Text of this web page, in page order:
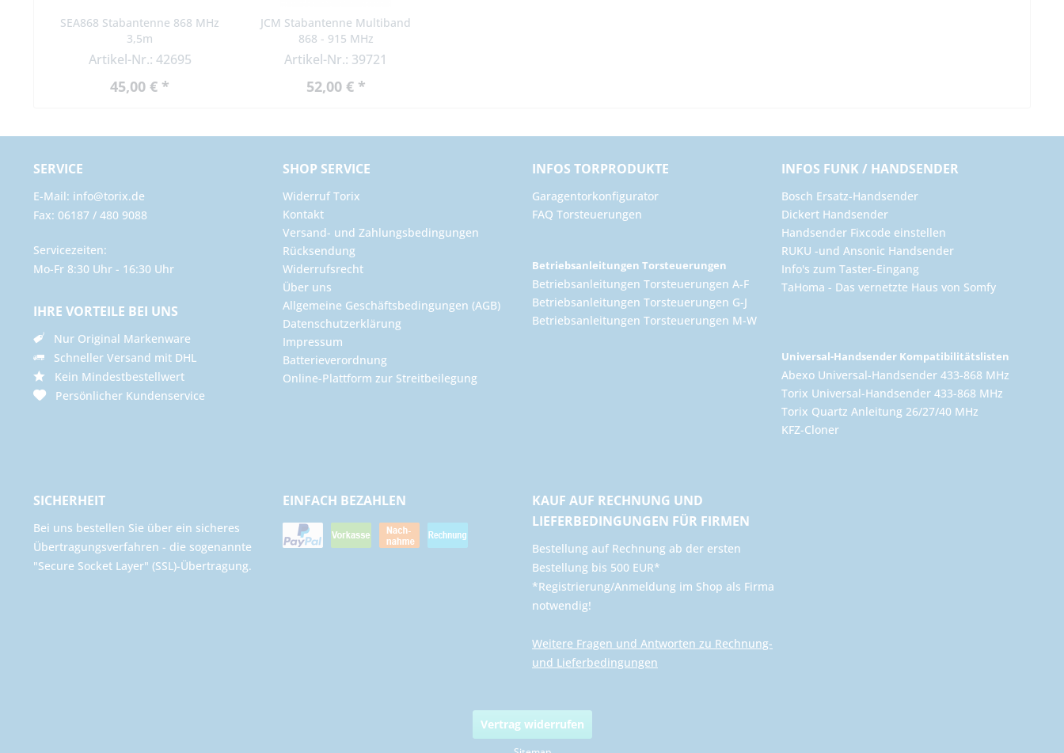
SEA868 Stabantenne 868 MHz
3,5m
Artikel-Nr.: 42695
45,00 € *
JCM Stabantenne Multiband
868 - 915 MHz
Artikel-Nr.: 39721
52,00 € *
SERVICE
E-Mail: info@torix.de
Fax: 06187 / 480 9088
Servicezeiten:
Mo-Fr 8:30 Uhr - 16:30 Uhr
IHRE VORTEILE BEI UNS
Nur Original Markenware
Schneller Versand mit DHL
Kein Mindestbestellwert
Persönlicher Kundenservice
SHOP SERVICE
Widerruf Torix
Kontakt
Versand- und Zahlungsbedingungen
Rücksendung
Widerrufsrecht
Über uns
Allgemeine Geschäftsbedingungen (AGB)
Datenschutzerklärung
Impressum
Batterieverordnung
Online-Plattform zur Streitbeilegung
INFOS TORPRODUKTE
Garagentorkonfigurator
FAQ Torsteuerungen
Betriebsanleitungen Torsteuerungen
Betriebsanleitungen Torsteuerungen A-F
Betriebsanleitungen Torsteuerungen G-J
Betriebsanleitungen Torsteuerungen M-W
INFOS FUNK / HANDSENDER
Bosch Ersatz-Handsender
Dickert Handsender
Handsender Fixcode einstellen
RUKU -und Ansonic Handsender
Info's zum Taster-Eingang
TaHoma - Das vernetzte Haus von Somfy
Universal-Handsender Kompatibilitätslisten
Abexo Universal-Handsender 433-868 MHz
Torix Universal-Handsender 433-868 MHz
Torix Quartz Anleitung 26/27/40 MHz
KFZ-Cloner
SICHERHEIT
Bei uns bestellen Sie über ein sicheres
Übertragungsverfahren - die sogenannte
"Secure Socket Layer" (SSL)-Übertragung.
EINFACH BEZAHLEN
KAUF AUF RECHNUNG UND
LIEFERBEDINGUNGEN FÜR FIRMEN
​Bestellung auf Rechnung ab der ersten
Bestellung bis 500 EUR*
*Registrierung/Anmeldung im Shop als Firma
notwendig!
Weitere Fragen und Antworten zu Rechnung-
und Lieferbedingungen
Vertrag widerrufen